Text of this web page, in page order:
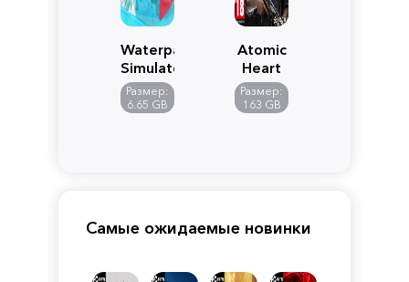
Waterpark
Simulator
Размер:
6.65 GB
Atomic
Heart
Размер:
163 GB
Самые ожидаемые новинки